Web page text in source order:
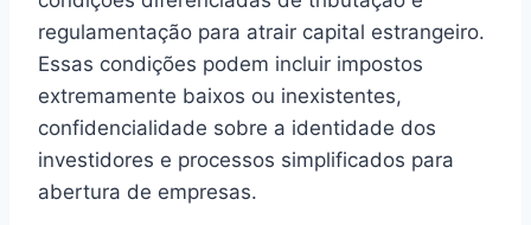
regulamentação para atrair capital estrangeiro.
Essas condições podem incluir impostos
extremamente baixos ou inexistentes,
confidencialidade sobre a identidade dos
investidores e processos simplificados para
abertura de empresas.